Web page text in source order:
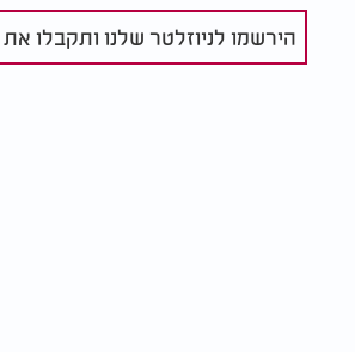
הירשמו לניוזלטר שלנו ותקבלו